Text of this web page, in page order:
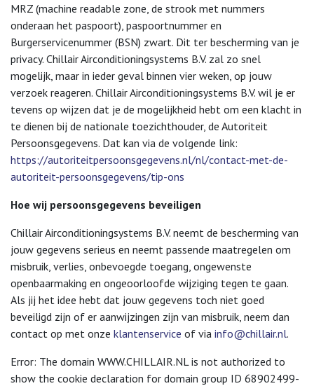
MRZ (machine readable zone, de strook met nummers
onderaan het paspoort), paspoortnummer en
Burgerservicenummer (BSN) zwart. Dit ter bescherming van je
privacy. Chillair Airconditioningsystems B.V. zal zo snel
mogelijk, maar in ieder geval binnen vier weken, op jouw
verzoek reageren. Chillair Airconditioningsystems B.V. wil je er
tevens op wijzen dat je de mogelijkheid hebt om een klacht in
te dienen bij de nationale toezichthouder, de Autoriteit
Persoonsgegevens. Dat kan via de volgende link:
https://autoriteitpersoonsgegevens.nl/nl/contact-met-de-
autoriteit-persoonsgegevens/tip-ons
Hoe wij persoonsgegevens beveiligen
Chillair Airconditioningsystems B.V. neemt de bescherming van
jouw gegevens serieus en neemt passende maatregelen om
misbruik, verlies, onbevoegde toegang, ongewenste
openbaarmaking en ongeoorloofde wijziging tegen te gaan.
Als jij het idee hebt dat jouw gegevens toch niet goed
beveiligd zijn of er aanwijzingen zijn van misbruik, neem dan
contact op met onze klantenservice of via info@chillair.nl.
Error: The domain WWW.CHILLAIR.NL is not authorized to
show the cookie declaration for domain group ID 68902499-